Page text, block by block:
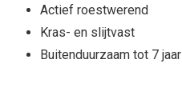
Actief roestwerend
Kras- en slijtvast
Buitenduurzaam tot 7 jaar